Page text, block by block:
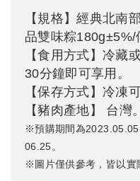
【規格】經典北南
品雙味粽180g±5%/
【食用方式】冷藏
30分鐘即可享用。
【保存方式】冷凍
【豬肉產地】 台灣。
※預購期間為
06.25。
※圖片僅供參考，皆以實